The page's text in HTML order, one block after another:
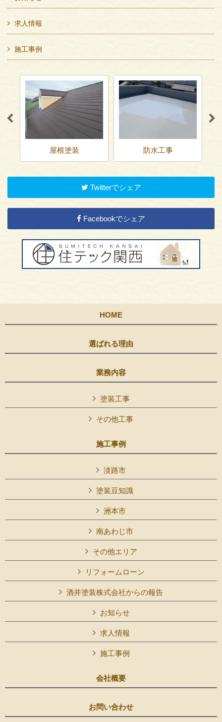
求人情報
施工事例
屋根塗装 防水工事
Twitterでシェア
Facebookでシェア
HOME
選ばれる理由
業務内容
塗装工事
その他工事
施工事例
淡路市
塗装豆知識
洲本市
南あわじ市
その他エリア
リフォームローン
酒井塗装株式会社からの報告
お知らせ
求人情報
施工事例
会社概要
お問い合わせ